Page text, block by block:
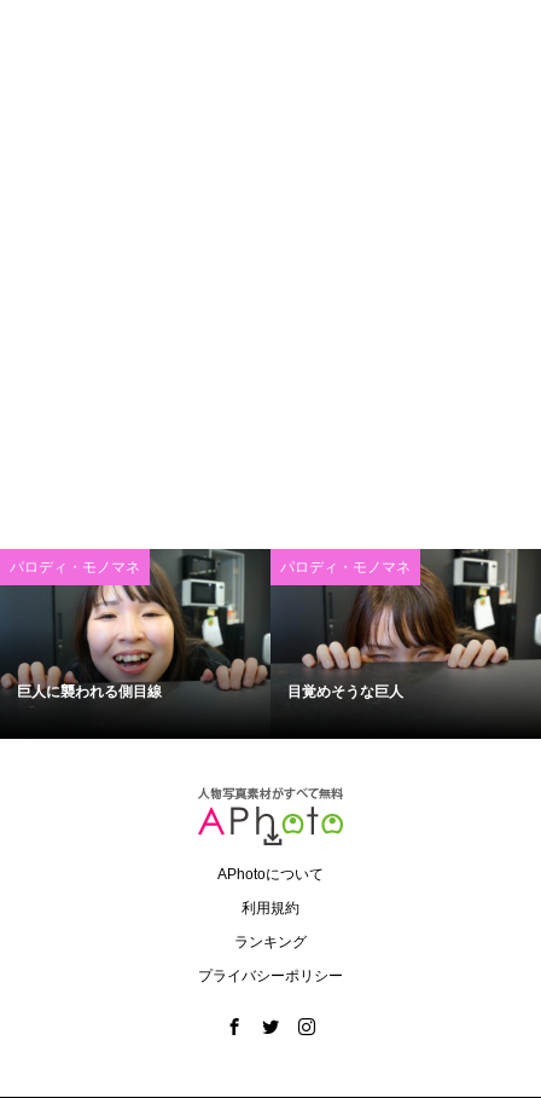
パロディ・モノマネ
巨人に襲われる側目線
パロディ・モノマネ
目覚めそうな巨人
APhotoについて
利用規約
ランキング
プライバシーポリシー